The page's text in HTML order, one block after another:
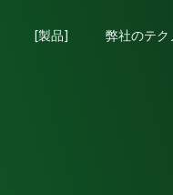
[製品] 弊社のテク